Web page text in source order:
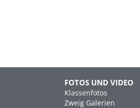
FOTOS UND VIDEO
Klassenfotos
Zweig Galerien